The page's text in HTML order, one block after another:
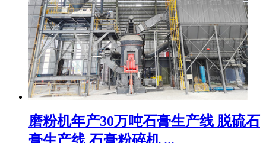
磨粉机年产30万吨石膏生产线 脱硫石